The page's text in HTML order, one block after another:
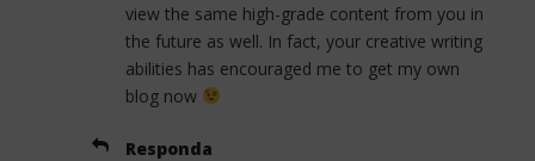
view the same high-grade content from you in
the future as well. In fact, your creative writing
abilities has encouraged me to get my own
blog now
Responda